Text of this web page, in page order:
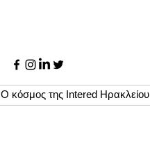
Ο κόσμος της Intered Ηρακλείου